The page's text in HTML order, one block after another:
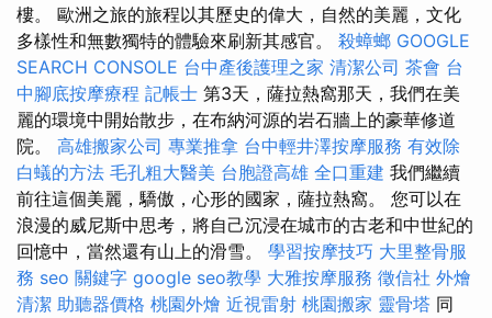
樓。 歐洲之旅的旅程以其歷史的偉大，自然的美麗，文化
多樣性和無數獨特的體驗來刷新其感官。 殺蟑螂 GOOGLE
SEARCH CONSOLE 台中產後護理之家 清潔公司 茶會 台
中腳底按摩療程 記帳士 第3天，薩拉熱窩那天，我們在美
麗的環境中開始散步，在布納河源的岩石牆上的豪華修道
院。 高雄搬家公司 專業推拿 台中輕井澤按摩服務 有效除
白蟻的方法 毛孔粗大醫美 台胞證高雄 全口重建 我們繼續
前往這個美麗，驕傲，心形的國家，薩拉熱窩。 您可以在
浪漫的威尼斯中思考，將自己沉浸在城市的古老和中世紀的
回憶中，當然還有山上的滑雪。 學習按摩技巧 大里整骨服
務 seo 關鍵字 google seo教學 大雅按摩服務 徵信社 外燴
清潔 助聽器價格 桃園外燴 近視雷射 桃園搬家 靈骨塔 同